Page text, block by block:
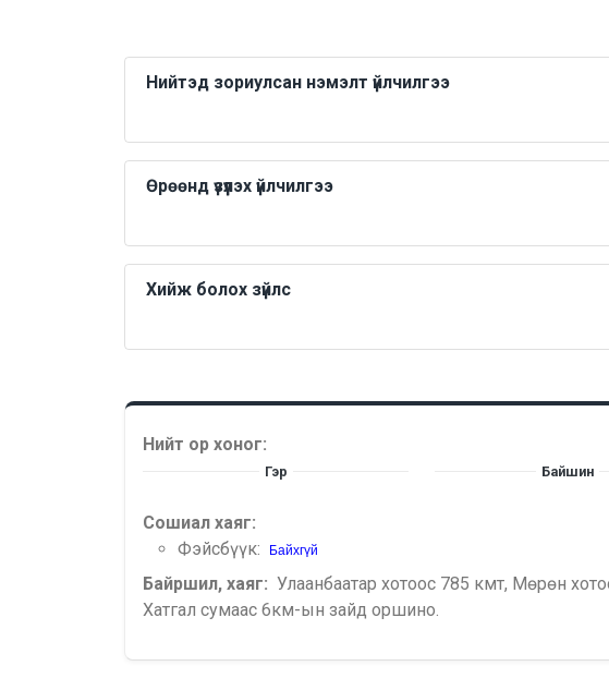
Нийтэд зориулсан нэмэлт үйлчилгээ
Өрөөнд үзүүлэх үйлчилгээ
Хийж болох зүйлс
Нийт ор хоног:
Гэр Байшин
Сошиал хаяг:
Фэйсбүүк:
Байхгүй
Байршил, хаяг: Улаанбаатар хотоос 785 кмт, Мөрөн
Хатгал сумаас 6км-ын зайд оршино.